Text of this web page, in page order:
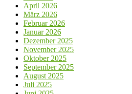
April 2026
März 2026
Februar 2026
Januar 2026
Dezember 2025
November 2025
Oktober 2025
September 2025
August 2025
Juli 2025